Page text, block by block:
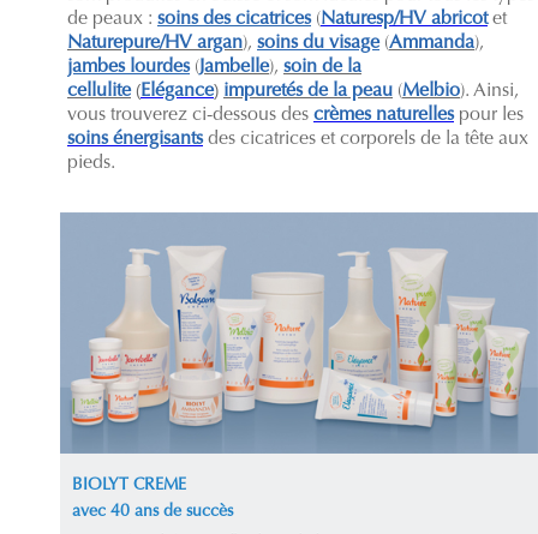
de peaux : soins des cicatrices(Naturesp/HV abricotet
Naturepure/HV argan), soins du visage(Ammanda),
jambes lourdes(Jambelle), soin de la
cellulite(Elégance) impuretés de la peau (Melbio). Ainsi,
vous trouverez ci-dessous des crèmes naturelles pour les
soins énergisantsdes cicatrices et corporels de la tête aux
pieds.
BIOLYT CREME
avec 40 ans de succès